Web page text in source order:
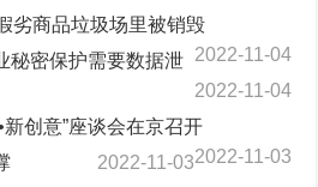
劣商品垃圾场里被销毁
2022-11-04
秘密保护需要数据泄
2022-11-04
新创意”座谈会在京召开
2022-11-03
2022-11-03